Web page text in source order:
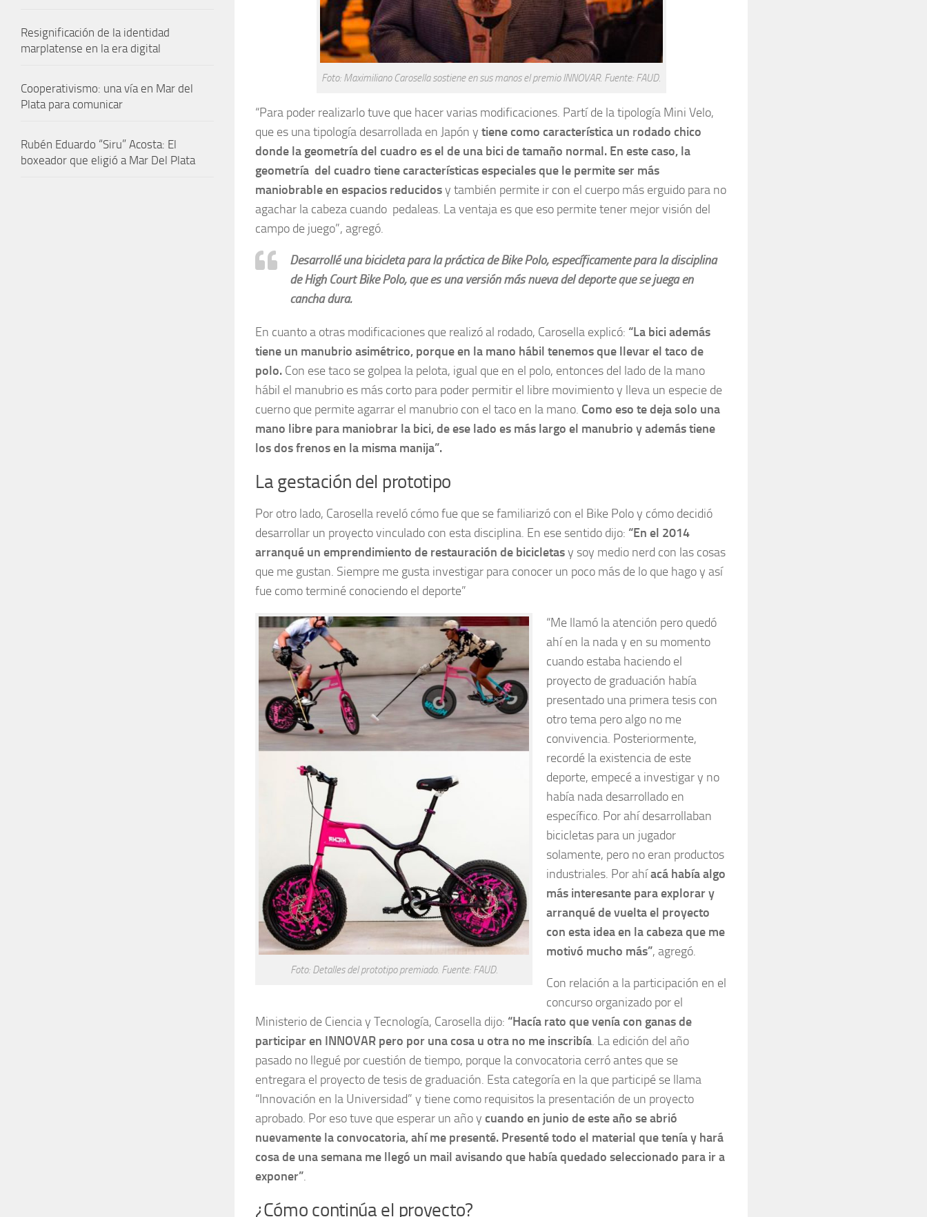
Foto: Maximiliano Carosella sostiene en sus manos el premio INNOVAR. Fuente: FAUD.
“Para poder realizarlo tuve que hacer varias modificaciones. Partí de la tipología Mini Velo,
que es una tipología desarrollada en Japón y tiene como característica un rodado chico
donde la geometría del cuadro es el de una bici de tamaño normal. En este caso, la
geometría del cuadro tiene características especiales que le permite ser más
maniobrable en espacios reducidosy también permite ir con el cuerpo más erguido para no
agachar la cabeza cuando pedaleas. La ventaja es que eso permite tener mejor visión del
campo de juego”, agregó.
Desarrollé una bicicleta para la práctica de Bike Polo, específicamente para la disciplina
deHigh Court Bike Polo,que es una versión más nueva del deporte que se juega en
cancha dura.
En cuanto a otras modificaciones que realizó al rodado, Carosella explicó: “La bici además
tiene un manubrio asimétrico, porque en la mano hábil tenemos que llevar el taco de
polo. Con ese taco se golpea la pelota, igual que en el polo, entonces del lado de la mano
hábil el manubrio es más corto para poder permitir el libre movimiento y lleva un especie de
cuerno que permite agarrar el manubrio con el taco en la mano. Como eso te deja solo una
mano libre para maniobrar la bici, de ese lado es más largo el manubrio y además tiene
los dos frenos en la misma manija”.
La gestación del prototipo
Por otro lado, Carosella reveló cómo fue que se familiarizó con el Bike Polo y cómo decidió
desarrollar un proyecto vinculado con esta disciplina. En ese sentido dijo: “En el 2014
arranqué un emprendimiento de restauración de bicicletasy soy medio nerd con las cosas
que me gustan. Siempre me gusta investigar para conocer un poco más de lo que hago y así
fue como terminé conociendo el deporte”
Foto: Detalles del prototipo premiado. Fuente: FAUD.
“Me llamó la atención pero quedó
ahí en la nada y en su momento
cuando estaba haciendo el
proyecto de graduación había
presentado una primera tesis con
otro tema pero algo no me
convivencia. Posteriormente,
recordé la existencia de este
deporte, empecé a investigar y no
había nada desarrollado en
específico. Por ahí desarrollaban
bicicletas para un jugador
solamente, pero no eran productos
industriales. Por ahíacá había algo
más interesante para explorar y
arranqué de vuelta el proyecto
con esta idea en la cabeza que me
motivó mucho más”, agregó.
Con relación a la participación en el
concurso organizado por el
Ministerio de Ciencia y Tecnología, Carosella dijo: “Hacía rato que venía con ganas de
participar en INNOVAR pero por una cosa u otra no me inscribía. La edición del año
pasado no llegué por cuestión de tiempo, porque la convocatoria cerró antes que se
entregara el proyecto de tesis de graduación. Esta categoría en la que participé se llama
“Innovación en la Universidad” y tiene como requisitos la presentación de un proyecto
aprobado. Por eso tuve que esperar un año y cuando en junio de este año se abrió
nuevamente la convocatoria, ahí me presenté. Presenté todo el material que tenía y hará
cosa de una semana me llegó un mail avisando que había quedado seleccionado para ir a
exponer”.
¿Cómo continúa el proyecto?
Resignificación de la identidad
marplatense en la era digital
Cooperativismo: una vía en Mar del
Plata para comunicar
Rubén Eduardo “Siru” Acosta: El
boxeador que eligió a Mar Del Plata